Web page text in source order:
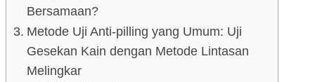
Bersamaan?
Metode Uji Anti-pilling yang Umum: Uji
Gesekan Kain dengan Metode Lintasan
Melingkar